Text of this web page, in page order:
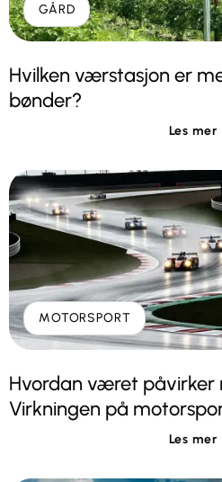
GÅRD
Hvilken værstasjon er
bønder?
Les mer
MOTORSPORT
Hvordan været påvirker
Virkningen på
Les mer